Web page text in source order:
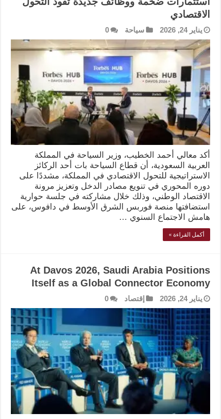
الاقتصادي
يناير 24, 2026 سياحة 0
أكد معالي أحمد الخطيب، وزير السياحة في المملكة
العربية السعودية، أن قطاع السياحة بات أحد الركائز
الاستراتيجية للتحول الاقتصادي في المملكة، مشددًا على
دوره المحوري في تنويع مصادر الدخل وتعزيز مرونة
الاقتصاد الوطني، وذلك خلال مشاركته في جلسة حوارية
استضافتها منصة فوربس الشرق الأوسط في دافوس، على
هامش الاجتماع السنوي …
أكمل القراءة »
At Davos 2026, Saudi Arabia Positions
Itself as a Global Connector Economy
يناير 24, 2026 إقتصاد 0